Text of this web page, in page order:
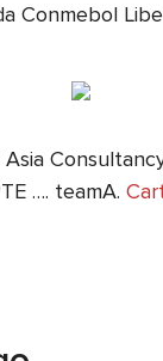
Conmebol
…. teamA.